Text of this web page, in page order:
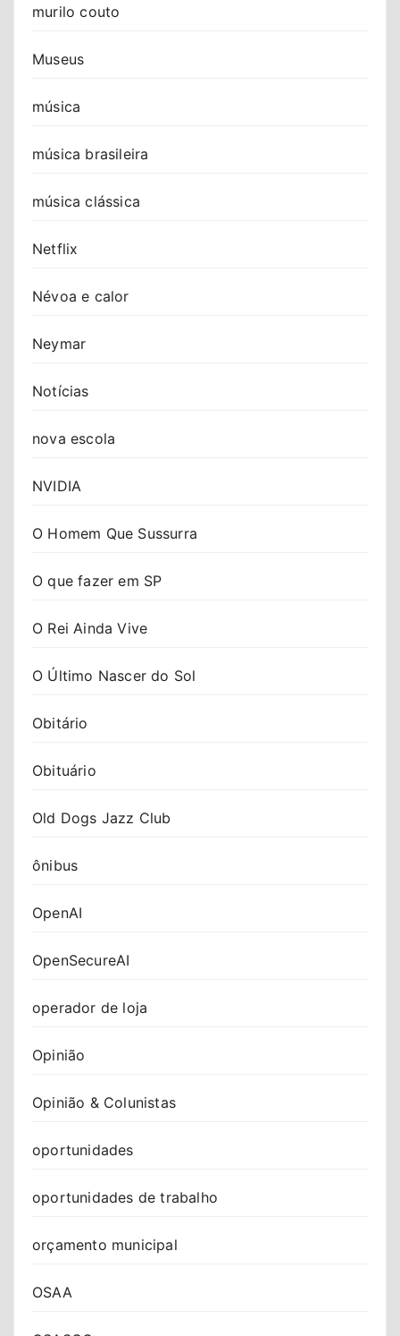
murilo couto
Museus
música
música brasileira
música clássica
Netflix
Névoa e calor
Neymar
Notícias
nova escola
NVIDIA
O Homem Que Sussurra
O que fazer em SP
O Rei Ainda Vive
O Último Nascer do Sol
Obitário
Obituário
Old Dogs Jazz Club
ônibus
OpenAI
OpenSecureAI
operador de loja
Opinião
Opinião & Colunistas
oportunidades
oportunidades de trabalho
orçamento municipal
OSAA